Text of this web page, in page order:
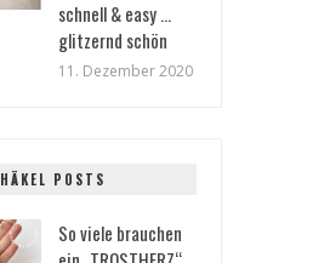
schnell & easy …
glitzernd schön
11. Dezember 2020
HÄKEL POSTS
So viele brauchen